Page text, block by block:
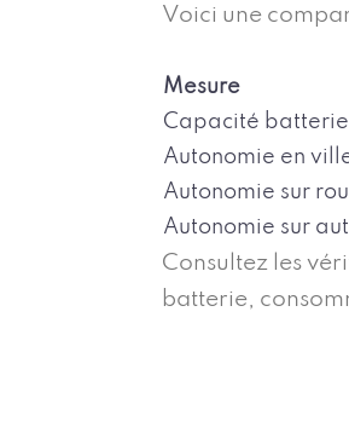
Voici une
Mesure
Capacité
Autonomie en
Autonomie sur
Autonomie sur
Consultez les
batterie,